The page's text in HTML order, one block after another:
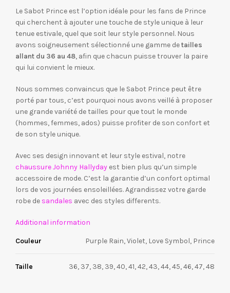
Le Sabot Prince est l’option idéale pour les fans de Prince
qui cherchent à ajouter une touche de style unique à leur
tenue estivale, quel que soit leur style personnel. Nous
avons soigneusement sélectionné une gamme detailles
allant du 36 au 48, afin que chacun puisse trouver la paire
qui lui convient le mieux.
Nous sommes convaincus que le Sabot Prince peut être
porté par tous, c’est pourquoi nous avons veillé à proposer
une grande variété de tailles pour que tout le monde
(hommes, femmes, ados) puisse profiter de son confort et
de son style unique.
Avec ses design innovant et leur style estival, notre
chaussure Johnny Hallyday est bien plus qu’un simple
accessoire de mode. C’est la garantie d’un confort optimal
lors de vos journées ensoleillées. Agrandissez votre garde
robe de sandales avec des styles differents.
Additional information
Couleur Purple Rain, Violet, Love Symbol, Prince
Taille 36, 37, 38, 39, 40, 41, 42, 43, 44, 45, 46, 47, 48